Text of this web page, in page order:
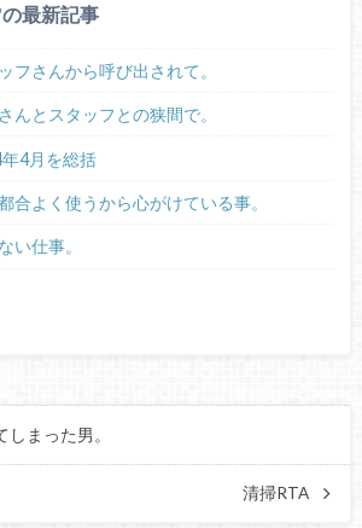
の最新記事
フさんから呼び出されて。
んとスタッフとの狭間で。
4月を総括
合よく使うから心がけている事。
い仕事。
まった男。
清掃RTA